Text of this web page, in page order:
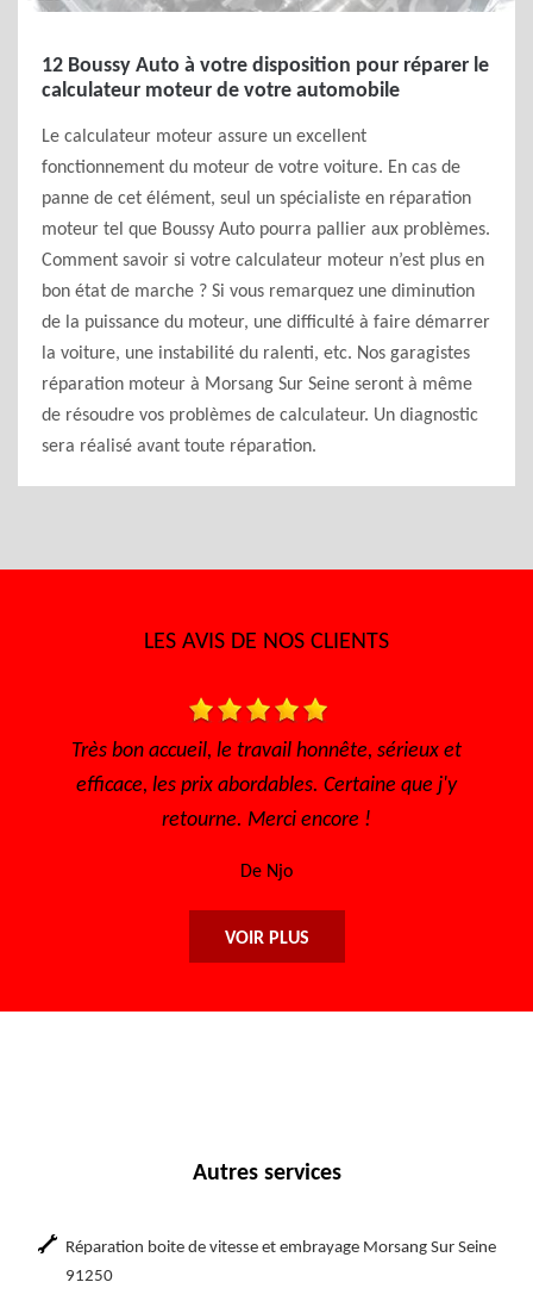
12 Boussy Auto à votre disposition pour réparer le
calculateur moteur de votre automobile
Le calculateur moteur assure un excellent
fonctionnement du moteur de votre voiture. En cas de
panne de cet élément, seul un spécialiste en réparation
moteur tel que Boussy Auto pourra pallier aux problèmes.
Comment savoir si votre calculateur moteur n’est plus en
bon état de marche ? Si vous remarquez une diminution
de la puissance du moteur, une difficulté à faire démarrer
la voiture, une instabilité du ralenti, etc. Nos garagistes
réparation moteur à Morsang Sur Seine seront à même
de résoudre vos problèmes de calculateur. Un diagnostic
sera réalisé avant toute réparation.
LES AVIS DE NOS CLIENTS
Très bon accueil, le travail honnête, sérieux et
efficace, les prix abordables. Certaine que j'y
retourne. Merci encore !
De Njo
VOIR PLUS
Autres services
Réparation boite de vitesse et embrayage Morsang Sur Seine
91250